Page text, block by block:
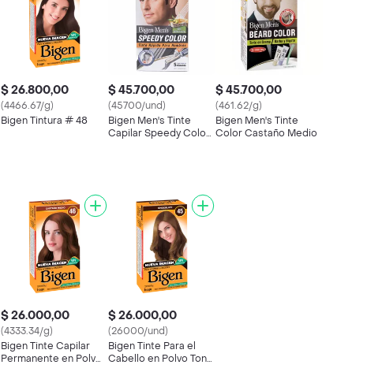
$ 26.800,00
(4466.67/g)
Bigen Tintura # 48
$ 45.700,00
(45700/und)
Bigen Men's Tinte
Capilar Speedy Color
$ 45.700,00
(461.62/g)
Bigen Men's Tinte
Color Castaño Medio
$ 26.000,00
(4333.34/g)
Bigen Tinte Capilar
Permanente en Polvo
$ 26.000,00
(26000/und)
Bigen Tinte Para el
Cabello en Polvo Tono